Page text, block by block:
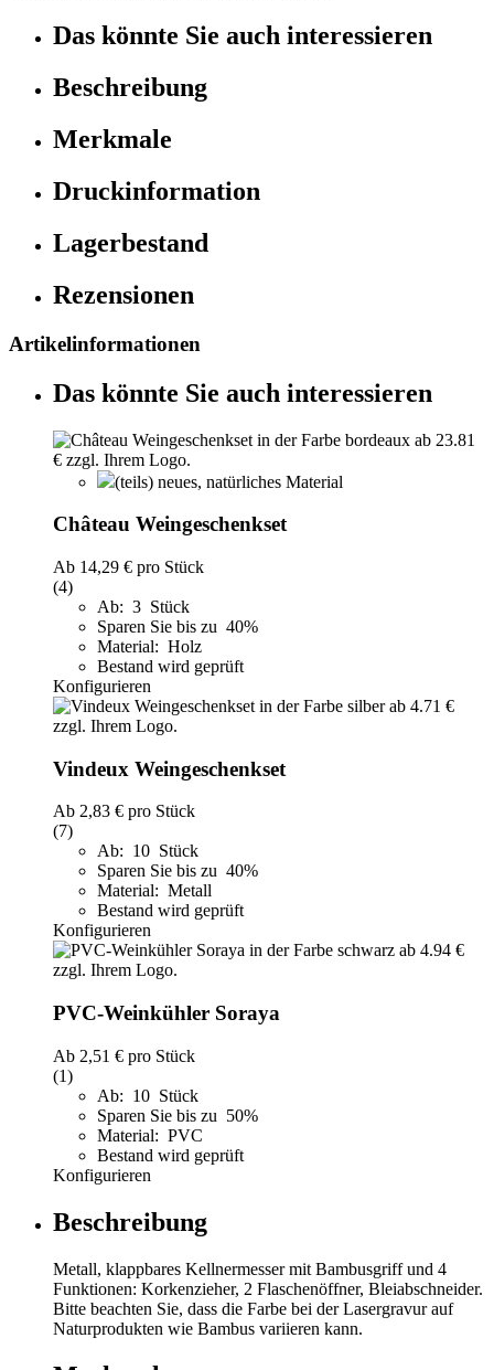
Das könnte Sie auch interessieren
Beschreibung
Merkmale
Druckinformation
Lagerbestand
Rezensionen
Artikelinformationen
Das könnte Sie auch interessieren
(teils) neues, natürliches Material
Château Weingeschenkset
Ab 14,29 € pro Stück
(4)
Ab: 3 Stück
Sparen Sie bis zu 40%
Material: Holz
Bestand wird geprüft
Konfigurieren
Vindeux Weingeschenkset
Ab 2,83 € pro Stück
(7)
Ab: 10 Stück
Sparen Sie bis zu 40%
Material: Metall
Bestand wird geprüft
Konfigurieren
PVC-Weinkühler Soraya
Ab 2,51 € pro Stück
(1)
Ab: 10 Stück
Sparen Sie bis zu 50%
Material: PVC
Bestand wird geprüft
Konfigurieren
Beschreibung
Metall, klappbares Kellnermesser mit Bambusgriff und 4
Funktionen: Korkenzieher, 2 Flaschenöffner, Bleiabschneider.
Bitte beachten Sie, dass die Farbe bei der Lasergravur auf
Naturprodukten wie Bambus variieren kann.